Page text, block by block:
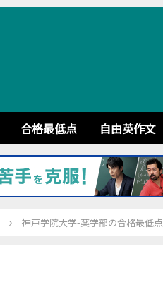
合格最低点 自由英作文
神戸学院大学-薬学部の合格最低点